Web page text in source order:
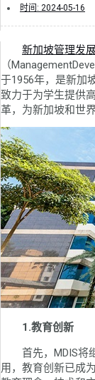
时间: 2024-05-16
新加坡管理发
（
于1956年，是新加
致力于为学生提供
革，为新加坡和世
1.教育创新
首先，MDIS将继
用，教育创新已成